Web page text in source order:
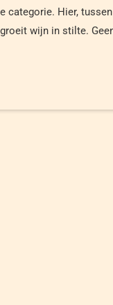
Hier,
wijn in stilte.
en een